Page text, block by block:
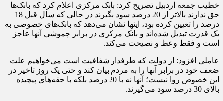
خطیب جمعه اردبیل تصریح کرد: بانک مرکزی اعلام کرد که بانک‌ها
حق ندارند بالاتر از 20 درصد سود بگیرند در حالی که سال قبل 18
درصد را تعیین کرده بود، اینها نشان می‌دهد که بانک‌های خصوصی به
یک قدرت تبدیل شده‌اند و بانک مرکزی در برابر چموشی آنها عاجز
است و فقط وعظ و نصیحت می‌کند.
عاملی افزود: از دولت که طرفدار شفافیت است می‌خواهیم علت
ضعف خود در برابر آنها را به مردم بیان کند و حتی یک روز تاخیر در
این خصوص روا نیست؛ آنها نه با 20 درصد بلکه با حقه‌های پیچیده
بالای 30 درصد سود می‌گیرند.